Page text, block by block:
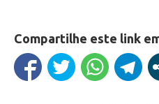
Compartilhe este link